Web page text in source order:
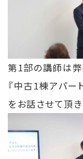
第1部の講師は弊
『中古1棟アパー
をお話させて頂き